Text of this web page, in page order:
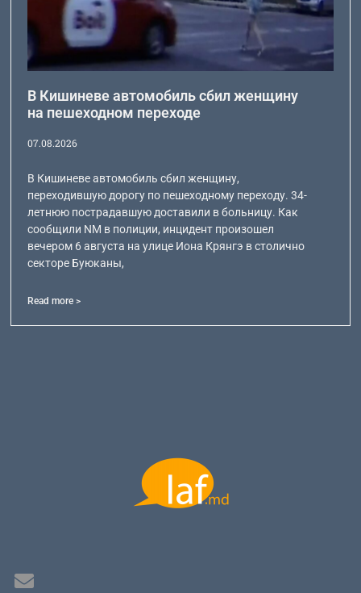
В Кишиневе автомобиль сбил женщину
на пешеходном переходе
07.08.2026
В Кишиневе автомобиль сбил женщину,
переходившую дорогу по пешеходному переходу. 34-
летнюю пострадавшую доставили в больницу. Как
сообщили NM в полиции, инцидент произошел
вечером 6 августа на улице Иона Крянгэ в столично
секторе Буюканы,
Read more >